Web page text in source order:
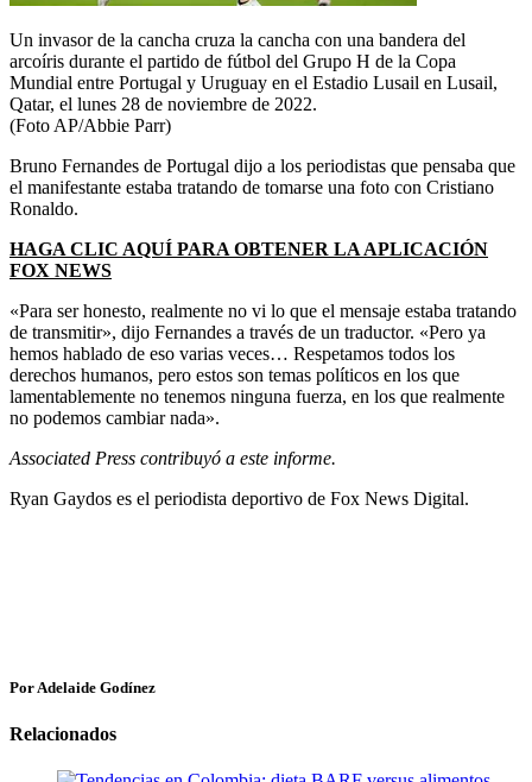
Un invasor de la cancha cruza la cancha con una bandera del
arcoíris durante el partido de fútbol del Grupo H de la Copa
Mundial entre Portugal y Uruguay en el Estadio Lusail en Lusail,
Qatar, el lunes 28 de noviembre de 2022.
(Foto AP/Abbie Parr)
Bruno Fernandes de Portugal dijo a los periodistas que pensaba que
el manifestante estaba tratando de tomarse una foto con Cristiano
Ronaldo.
HAGA CLIC AQUÍ PARA OBTENER LA APLICACIÓN
FOX NEWS
«Para ser honesto, realmente no vi lo que el mensaje estaba tratando
de transmitir», dijo Fernandes a través de un traductor. «Pero ya
hemos hablado de eso varias veces… Respetamos todos los
derechos humanos, pero estos son temas políticos en los que
lamentablemente no tenemos ninguna fuerza, en los que realmente
no podemos cambiar nada».
Associated Press contribuyó a este informe.
Ryan Gaydos es el periodista deportivo de Fox News Digital.
Por Adelaide Godínez
Relacionados